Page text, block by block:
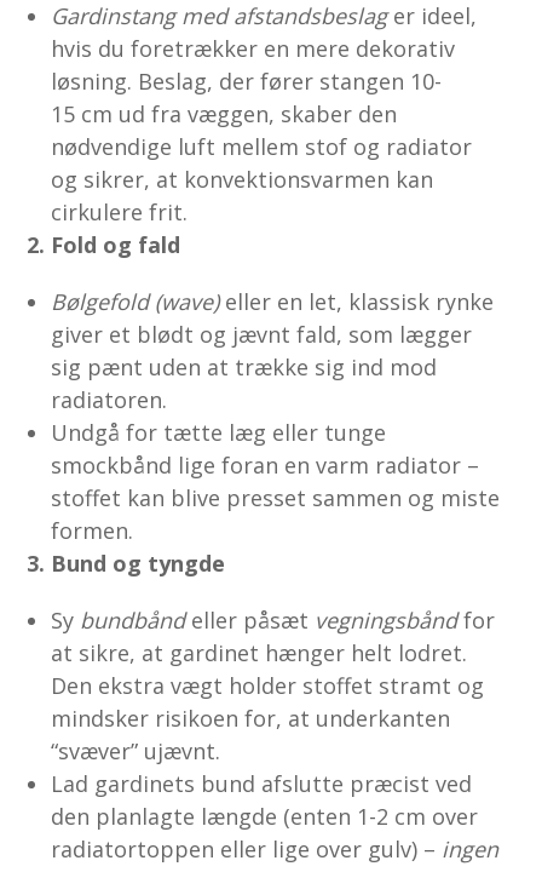
Gardinstang med afstands­beslager ideel,
hvis du foretrækker en mere dekorativ
løsning. Beslag, der fører stangen 10-
15 cm ud fra væggen, skaber den
nødvendige luft mellem stof og radiator
og sikrer, at konvektions­varmen kan
cirkulere frit.
2. Fold og fald
Bølgefold (wave)eller en let, klassisk rynke
giver et blødt og jævnt fald, som lægger
sig pænt uden at trække sig ind mod
radiatoren.
Undgå for tætte læg eller tunge
smockbånd lige foran en varm radiator –
stoffet kan blive presset sammen og miste
formen.
3. Bund og tyngde
Sy bundbåndeller påsæt vegnings­båndfor
at sikre, at gardinet hænger helt lodret.
Den ekstra vægt holder stoffet stramt og
mindsker risikoen for, at underkanten
“svæver” ujævnt.
Lad gardinets bund afslutte præcist ved
den planlagte længde (enten 1-2 cm over
radiatortoppen eller lige over gulv) – ingen